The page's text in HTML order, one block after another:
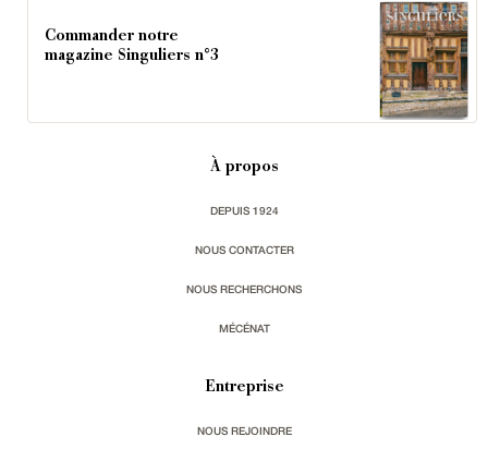
Commander notre
magazine Singuliers n°3
À propos
DEPUIS 1924
NOUS CONTACTER
NOUS RECHERCHONS
MÉCÉNAT
Entreprise
NOUS REJOINDRE